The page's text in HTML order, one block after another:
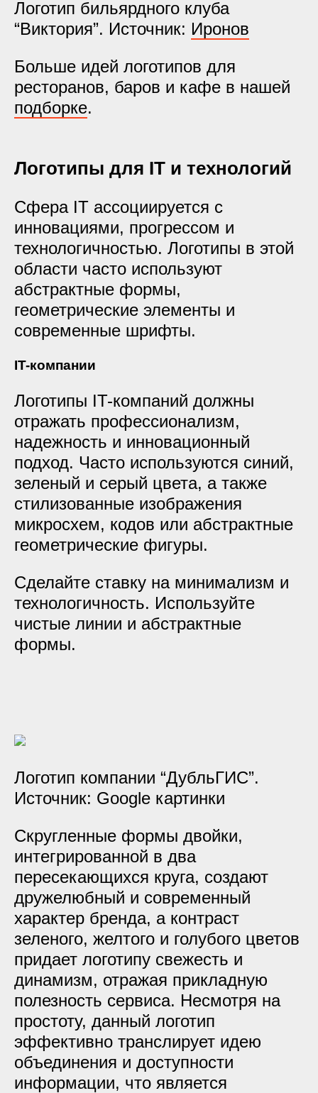
Логотип бильярдного клуба
“Виктория”. Источник: Иронов
Больше идей логотипов для
ресторанов, баров и кафе в нашей
подборке.
Логотипы для IT и технологий
Сфера IT ассоциируется с
инновациями, прогрессом и
технологичностью. Логотипы в этой
области часто используют
абстрактные формы,
геометрические элементы и
современные шрифты.
IT-компании
Логотипы IT-компаний должны
отражать профессионализм,
надежность и инновационный
подход. Часто используются синий,
зеленый и серый цвета, а также
стилизованные изображения
микросхем, кодов или абстрактные
геометрические фигуры.
Сделайте ставку на минимализм и
технологичность. Используйте
чистые линии и абстрактные
формы.
Логотип компании “ДубльГИС”.
Источник: Google картинки
Скругленные формы двойки,
интегрированной в два
пересекающихся круга, создают
дружелюбный и современный
характер бренда, а контраст
зеленого, желтого и голубого цветов
придает логотипу свежесть и
динамизм, отражая прикладную
полезность сервиса. Несмотря на
простоту, данный логотип
эффективно транслирует идею
объединения и доступности
информации, что является